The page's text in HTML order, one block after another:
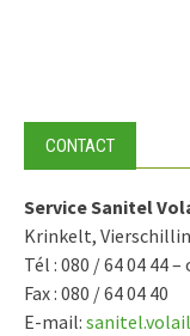
CONTACT
Service Sanitel
Krinkelt,
Tél : 080 / 64 04 44
Fax : 080 / 64 04 40
E-mail: